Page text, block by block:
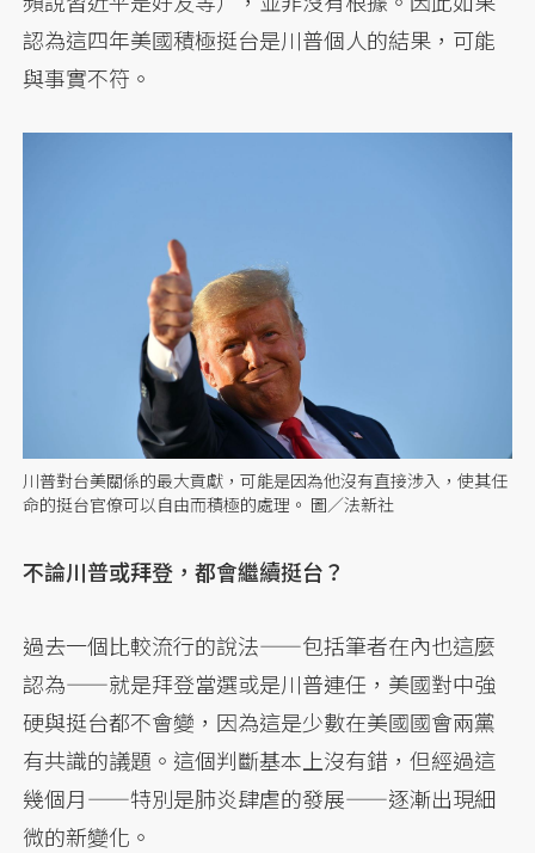
認為這四年美國積極挺台是川普個人的結果，可能
與事實不符。
川普對台美關係的最大貢獻，可能是因為他沒有直接涉入，使其任
命的挺台官僚可以自由而積極的處理。 圖／法新社
不論川普或拜登，都會繼續挺台？
過去一個比較流行的說法——包括筆者在內也這麼
認為——就是拜登當選或是川普連任，美國對中強
硬與挺台都不會變，因為這是少數在美國國會兩黨
有共識的議題。這個判斷基本上沒有錯，但經過這
幾個月——特別是肺炎肆虐的發展——逐漸出現細
微的新變化。